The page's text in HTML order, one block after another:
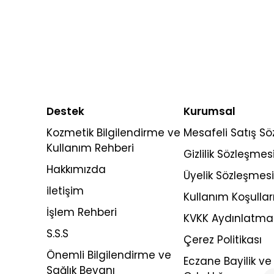
Destek
Kozmetik Bilgilendirme ve
Kullanım Rehberi
Hakkımızda
iletişim
İşlem Rehberi
S.S.S
Önemli Bilgilendirme ve
Sağlık Beyanı
Kurumsal
Mesafeli Satış
Gizlilik Sözleşmesi
Üyelik Sözleşmesi
Kullanım Koşulları
KVKK
Çerez Politikası
Eczane Bayilik ve